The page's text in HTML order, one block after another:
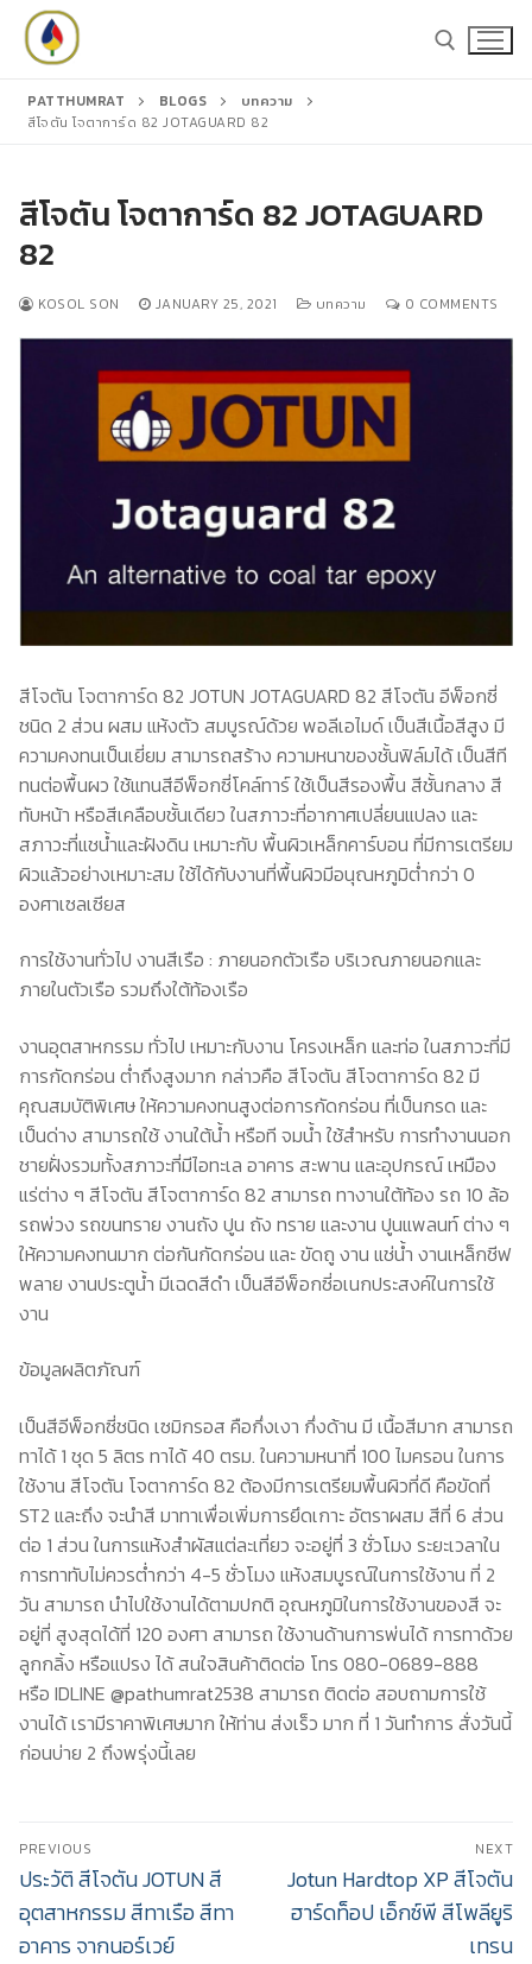
Skip
content
Search
for:
สีชูโกกุ
สีอีนเตอร์เนชันแนล
สีทีโอเอ
แคตตาล็อก
ติดต่อเรา
PATTHUMRAT BLOGS
บทความ
สีโจตัน โจตาการ์ด 82 JOTAGUARD 82
สีโจตัน โจตาการ์ด 82 JOTAGUARD
82
KOSOL SON JANUARY 25, 2021 บทความ 0 COMMENTS
สีโจตัน โจตาการ์ด 82 JOTUN JOTAGUARD 82 สีโจตัน อีพ็อกซี่
ชนิด 2 ส่วน ผสม แห้งตัว สมบูรณ์ด้วย พอลีเอไมด์ เป็นสีเนื้อสีสูง มี
ความคงทนเป็นเยี่ยม สามารถสร้าง ความหนาของชั้นฟิล์มได้ เป็นสีที
ทนต่อพื้นผว ใช้แทนสีอีพ็อกซี่โคล์ทาร์ ใช้เป็นสีรองพื้น สีชั้นกลาง สี
ทับหน้า หรือสีเคลือบชั้นเดียว ในสภาวะที่อากาศเปลี่ยนแปลง และ
สภาวะที่แชน้ำและฝังดิน เหมาะกับ พื้นผิวเหล็กคาร์บอน ที่มีการเตรียม
ผิวแล้วอย่างเหมาะสม ใช้ได้กับงานที่พื้นผิวมีอนุณหภูมิต่ำกว่า 0
องศาเซลเซียส
การใช้งานทั่วไป งานสีเรือ : ภายนอกตัวเรือ บริเวณภายนอกและ
ภายในตัวเรือ รวมถึงใต้ท้องเรือ
งานอุตสาหกรรม ทั่วไป เหมาะกับงาน โครงเหล็ก และท่อ ในสภาวะที่มี
การกัดกร่อน ต่ำถึงสูงมาก กล่าวคือ สีโจตัน สีโจตาการ์ด 82 มี
คุณสมบัติพิเศษ ให้ความคงทนสูงต่อการกัดกร่อน ที่เป็นกรด และ
เป็นด่าง สามารถใช้ งานใต้น้ำ หรือที จมน้ำ ใช้สำหรับ การทำงานนอก
ชายฝั่งรวมทั้งสภาวะที่มีไอทะเล อาคาร สะพาน และอุปกรณ์ เหมือง
แร่ต่าง ๆ สีโจตัน สีโจตาการ์ด 82 สามารถ ทางานใต้ท้อง รถ 10 ล้อ
รถพ่วง รถขนทราย งานถัง ปูน ถัง ทราย และงาน ปูนแพลนท์ ต่าง ๆ
ให้ความคงทนมาก ต่อกันกัดกร่อน และ ขัดถู งาน แช่น้ำ งานเหล็กชีฟ
พลาย งานประตูน้ำ มีเฉดสีดำ เป็นสีอีพ็อกซี่อเนกประสงค์ในการใช้
งาน
ข้อมูลผลิตภัณฑ์
เป็นสีอีพ็อกซี่ชนิด เซมิกรอส คือกึ่งเงา กึ่งด้าน มี เนื้อสีมาก สามารถ
ทาได้ 1 ชุด 5 ลิตร ทาได้ 40 ตรม. ในความหนาที่ 100 ไมครอน ในการ
ใช้งาน สีโจตัน โจตาการ์ด 82 ต้องมีการเตรียมพื้นผิวที่ดี คือขัดที่
ST2 และถึง จะนำสี มาทาเพื่อเพิ่มการยึดเกาะ อัตราผสม สีที่ 6 ส่วน
ต่อ 1 ส่วน ในการแห้งสำผัสแต่ละเที่ยว จะอยู่ที่ 3 ชั่วโมง ระยะเวลาใน
การทาทับไม่ควรต่ำกว่า 4-5 ชั่วโมง แห้งสมบูรณ์ในการใช้งาน ที่ 2
วัน สามารถ นำไปใช้งานได้ตามปกติ อุณหภูมิในการใช้งานของสี จะ
อยู่ที่ สูงสุดได้ที่ 120 องศา สามารถ ใช้งานด้านการพ่นได้ การทาด้วย
ลูกกลิ้ง หรือแปรง ได้ สนใจสินค้าติดต่อ โทร 080-0689-888
หรือ IDLINE @pathumrat2538 สามารถ ติดต่อ สอบถามการใช้
งานได้ เรามีราคาพิเศษมาก ให้ท่าน ส่งเร็ว มาก ที่ 1 วันทำการ สั่งวันนี้
ก่อนบ่าย 2 ถึงพรุ่งนี้เลย
Post
navigation
PREVIOUS
Previous
post:
ประวัติ สีโจตัน JOTUN สี
อุตสาหกรรม สีทาเรือ สีทา
อาคาร จากนอร์เวย์
NEXT
Next
post:
Jotun Hardtop XP สีโจตัน
ฮาร์ดท็อป เอ็กซ์พี สีโพลียูริ
เทรน